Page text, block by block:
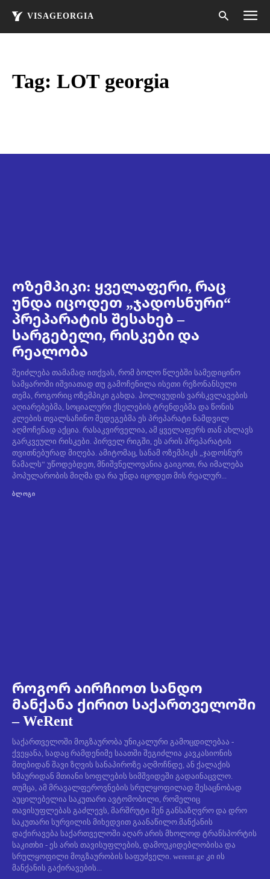
VISAGEORGIA
Tag: LOT georgia
ოზემპიკი: ყველაფერი, რაც
უნდა იცოდეთ „ჯადოსნური“
პრეპარატის შესახებ –
სარგებელი, რისკები და
რეალობა
შეიძლება თამამად ითქვას, რომ ბოლო წლებში სამედიცინო
სამყაროში იშვიათად თუ გამოჩენილა ისეთი რეზონანსული
თემა, როგორიც ოზემპიკი გახდა. ჰოლივუდის ვარსკვლავების
აღიარებებმა, სოციალური ქსელების ტრენდებმა და წონის
კლების თვალსაჩინო შედეგებმა ეს პრეპარატი ნამდვილ
აღმოჩენად აქცია. რასაკვირველია, ამ ყველაფერს თან ახლავს
გარკვეული რისკები. პირველ რიგში, ეს არის პრეპარატის
თვითნებურად მიღება. ამიტომაც, სანამ ოზემპიკს „ჯადოსნურ
წამალს“ უწოდებდეთ, მნიშვნელოვანია გაიგოთ, რა იმალება
პოპულარობის მიღმა და რა უნდა იცოდეთ მის რეალურ...
ᲑᲚᲝᲒᲘ
როგორ აირჩიოთ სანდო
მანქანა ქირით საქართველოში
– WeRent
საქართველოში მოგზაურობა უნიკალური გამოცდილებაა -
ქვეყანა, სადაც რამდენიმე საათში შეგიძლია კავკასიონის
მთებიდან შავი ზღვის სანაპიროზე აღმოჩნდე, ან ქალაქის
ხმაურიდან მთიანი სოფლების სიმშვიდეში გადაინაცვლო.
თუმცა, ამ მრავალფეროვნების სრულყოფილად შესაცნობად
აუცილებელია საკუთარი ავტომობილი, რომელიც
თავისუფლებას გაძლევს, მარშრუტი შენ განსაზღვრო და დრო
საკუთარი სურვილის მიხედვით გაანაწილო.მანქანის
დაქირავება საქართველოში აღარ არის მხოლოდ ტრანსპორტის
საკითხი - ეს არის თავისუფლების, დამოუკიდებლობისა და
სრულყოფილი მოგზაურობის საფუძველი. werent.ge კი ის
მანქანის გაქირავების...